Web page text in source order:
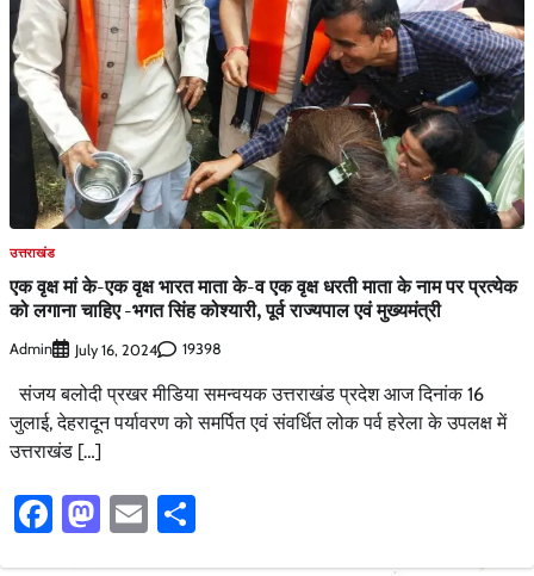
उत्तराखंड
एक वृक्ष मां के-एक वृक्ष भारत माता के-व एक वृक्ष धरती माता के नाम पर प्रत्येक
को लगाना चाहिए -भगत सिंह कोश्यारी, पूर्व राज्यपाल एवं मुख्यमंत्री
Admin July 16, 2024 19398
संजय बलोदी प्रखर मीडिया समन्वयक उत्तराखंड प्रदेश आज दिनांक 16
जुलाई, देहरादून पर्यावरण को समर्पित एवं संवर्धित लोक पर्व हरेला के उपलक्ष में
उत्तराखंड […]
Facebook
Mastodon
Email